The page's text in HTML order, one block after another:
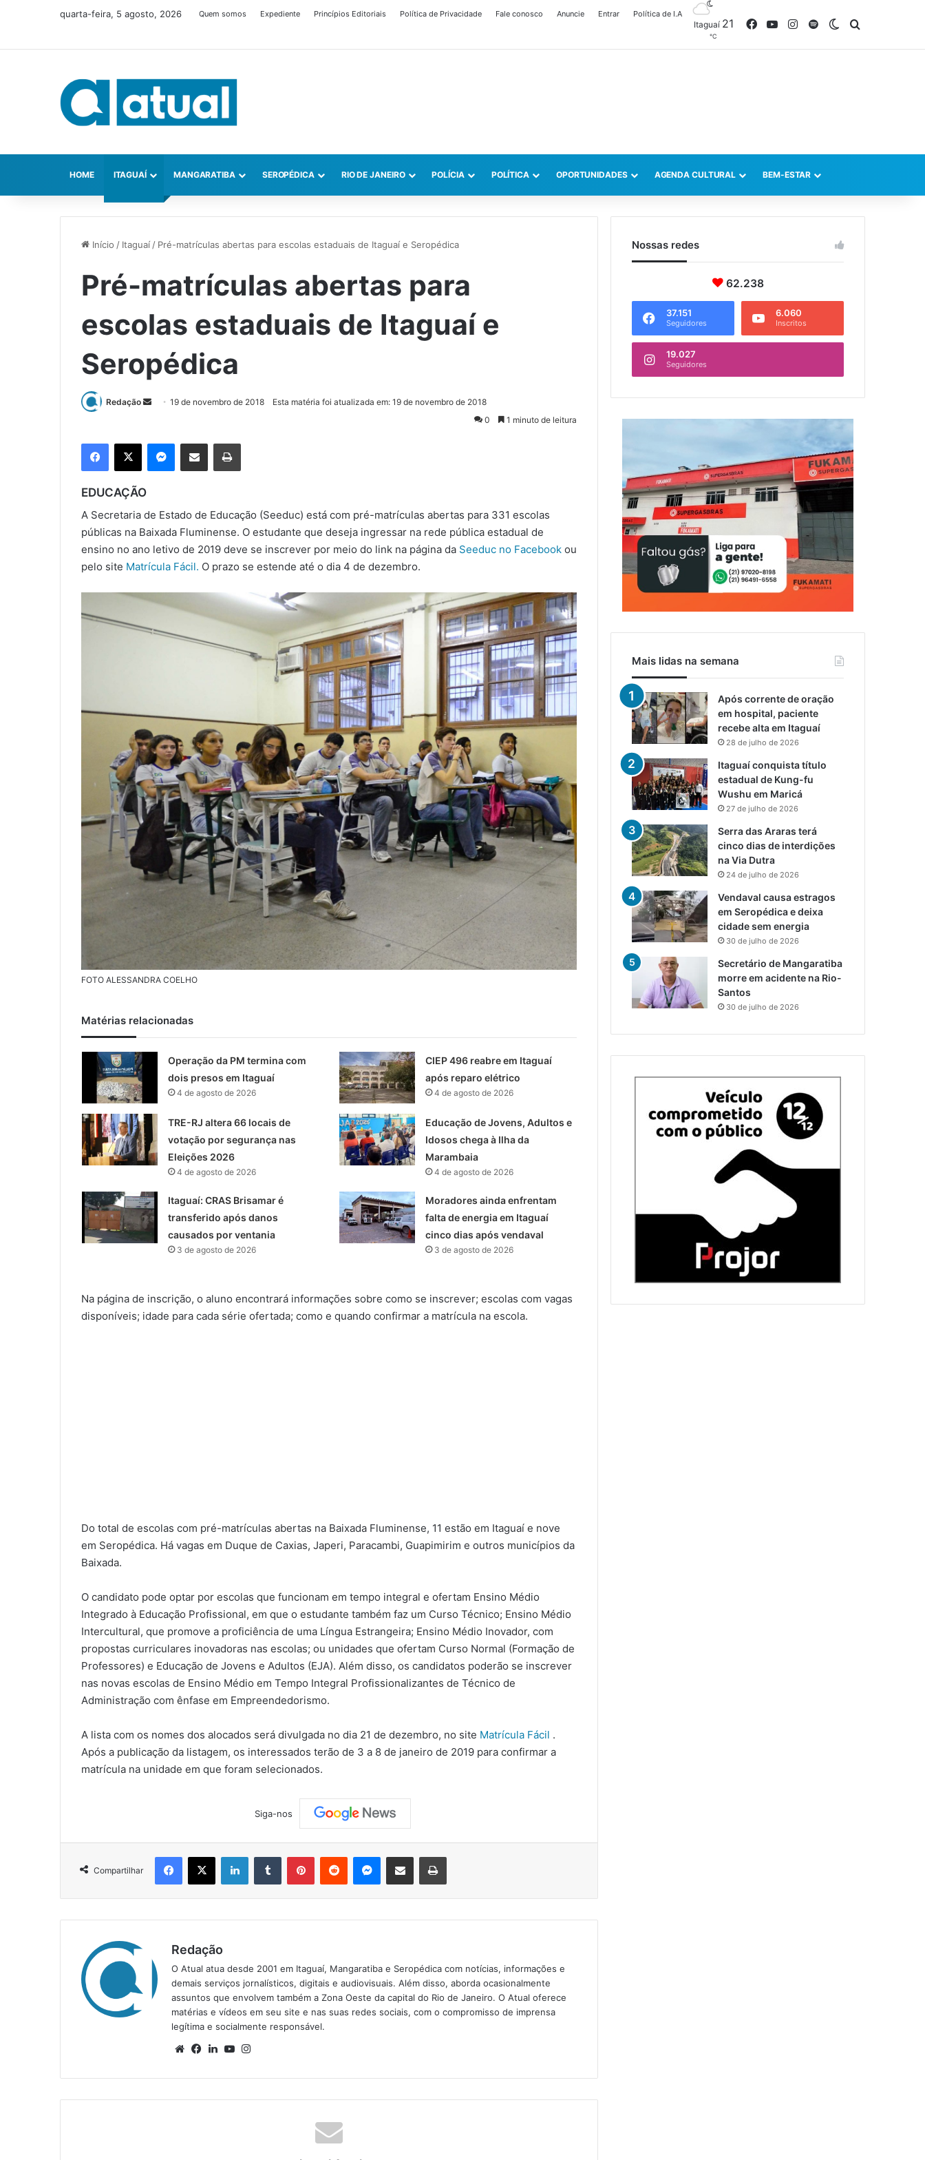
quarta-feira, 5 agosto, 2026 Quem somos Expediente Princípios Editoriais Política de Privacidade Fale conosco Anuncie Entrar Política de I.A
Itaguaí 21
℃
FacebookYouTubeInstagram
SpotifySwitch skin
HOME ITAGUAÍ MANGARATIBA SEROPÉDICA RIO DE JANEIRO POLÍCIA POLÍTICA OPORTUNIDADES AGENDA CULTURAL BEM-ESTAR
Início / Itaguaí/ Pré-matrículas abertas para escolas estaduais de Itaguaí e Seropédica
Pré-matrículas abertas para
escolas estaduais de Itaguaí e
Seropédica
Redação
e
-
m
a
l
19 de novembro de 2018
Esta matéria foi atualizada em: 19 de novembro de 2018
0
1 minuto de leitura
EDUCAÇÃO
A Secretaria de Estado de Educação (Seeduc) está com pré-matrículas abertas para 331 escolas
públicas na Baixada Fluminense. O estudante que deseja ingressar na rede pública estadual de
ensino no ano letivo de 2019 deve se inscrever por meio do link na página da Seeduc no Facebook ou
pelo site Matrícula Fácil. O prazo se estende até o dia 4 de dezembro.
FOTO ALESSANDRA COELHO
Matérias relacionadas
Operação da PM termina com
dois presos em Itaguaí
4 de agosto de 2026
CIEP 496 reabre em Itaguaí
após reparo elétrico
4 de agosto de 2026
TRE-RJ altera 66 locais de
votação por segurança nas
Eleições 2026
4 de agosto de 2026
Educação de Jovens, Adultos e
Idosos chega à Ilha da
Marambaia
4 de agosto de 2026
Itaguaí: CRAS Brisamar é
transferido após danos
causados por ventania
3 de agosto de 2026
Moradores ainda enfrentam
falta de energia em Itaguaí
cinco dias após vendaval
3 de agosto de 2026
Na página de inscrição, o aluno encontrará informações sobre como se inscrever; escolas com vagas
disponíveis; idade para cada série ofertada; como e quando confirmar a matrícula na escola.
Do total de escolas com pré-matrículas abertas na Baixada Fluminense, 11 estão em Itaguaí e nove
em Seropédica. Há vagas em Duque de Caxias, Japeri, Paracambi, Guapimirim e outros municípios da
Baixada.
O candidato pode optar por escolas que funcionam em tempo integral e ofertam Ensino Médio
Integrado à Educação Profissional, em que o estudante também faz um Curso Técnico; Ensino Médio
Intercultural, que promove a proficiência de uma Língua Estrangeira; Ensino Médio Inovador, com
propostas curriculares inovadoras nas escolas; ou unidades que ofertam Curso Normal (Formação de
Professores) e Educação de Jovens e Adultos (EJA). Além disso, os candidatos poderão se inscrever
nas novas escolas de Ensino Médio em Tempo Integral Profissionalizantes de Técnico de
Administração com ênfase em Empreendedorismo.
A lista com os nomes dos alocados será divulgada no dia 21 de dezembro, no site Matrícula Fácil .
Após a publicação da listagem, os interessados terão de 3 a 8 de janeiro de 2019 para confirmar a
matrícula na unidade em que foram selecionados.
Siga-nos
Compartilhar
Redação
O Atual atua desde 2001 em Itaguaí, Mangaratiba e Seropédica com notícias, informações e
demais serviços jornalísticos, digitais e audiovisuais. Além disso, aborda ocasionalmente
assuntos que envolvem também a Zona Oeste da capital do Rio de Janeiro. O Atual oferece
matérias e vídeos em seu site e nas suas redes sociais, com o compromisso de imprensa
legítima e socialmente responsável.
We
te
Fa
bo
ok
Lin
din
Yo
ub
e
ra
m
Nossas redes
62.238
37.151
Seguidores
6.060
Inscritos
19.027
Seguidores
Mais lidas na semana
Após corrente de oração
em hospital, paciente
recebe alta em Itaguaí
28 de julho de 2026
Itaguaí conquista título
estadual de Kung-fu
Wushu em Maricá
27 de julho de 2026
Serra das Araras terá
cinco dias de interdições
na Via Dutra
24 de julho de 2026
Vendaval causa estragos
em Seropédica e deixa
cidade sem energia
30 de julho de 2026
Secretário de Mangaratiba
morre em acidente na Rio-
Santos
30 de julho de 2026